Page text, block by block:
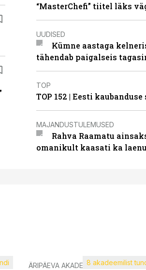
“MasterChefi” tiitel läks
UUDISED
Kümne aastaga
tähendab paigalseis
TOP
TOP 152 | Eesti
MAJANDUSTULEMUSED
Rahva Raamatu
omanikult kaasati ka laenu
ÄRIPÄEVA AKADEEMIA8 akadeemilist